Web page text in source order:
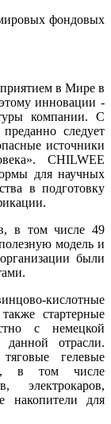
фондовых
в Мире в
инновации -
компании. С
следует
источники
CHILWEE
для научных
в подготовку
в том числе 49
модель и
были
кислотные
стартерные
с немецкой
отрасли.
гелевые
в том числе
электрокаров,
накопители для